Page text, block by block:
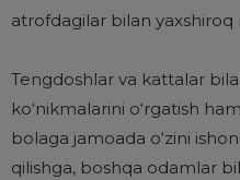
atrofdagilar bilan yaxshiroq
Tengdoshlar va kattalar
ko‘nikmalarini o‘rgatish
bolaga jamoada o‘zini
qilishga, boshqa odamlar